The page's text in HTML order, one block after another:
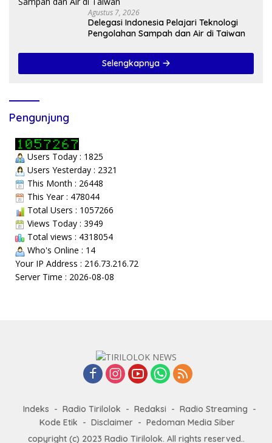
Agustus 7, 2026
Delegasi Indonesia Pelajari Teknologi
Pengolahan Sampah dan Air di Taiwan
Selengkapnya
Pengunjung
Users Today : 1825
Users Yesterday : 2321
This Month : 26448
This Year : 478044
Total Users : 1057266
Views Today : 3949
Total views : 4318054
Who's Online : 14
Your IP Address : 216.73.216.72
Server Time : 2026-08-08
Indeks Radio Tirilolok Redaksi
Radio Streaming
Kode Etik
Disclaimer
Pedoman Media Siber
copyright (c) 2023 Radio Tirilolok. All rights reserved..